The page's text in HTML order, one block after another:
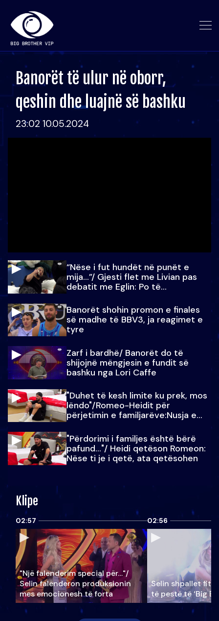
Banorët të ulur në oborr,
qeshin dhe luajnë së bashku
23:02 10.05.2024
“Nëse i fut hundët në punët e
mija…”/ Gjesti flet me Livian pas
debatit me Eglin: Po të
Banorët shohin promon e finales
së madhe të BBV3, ja reagimet e
tyre
Zarf i bardhë/ Banorët do të
shijojnë mëngjesin e fundit së
bashku nga Lori Caffe
"Duhet të kesh limite ku prek, mos
lëndo"/Romeo-Heidit për
përjetimin e familjarëve:Nusja e
"Përdorimi i familjes është bërë
pafund…"/ Heidi qetëson Romeon:
Nëse ti je i qetë, ata qetësohen
Klipe
02:57
"Një falenderim special për…"/
Selin falënderon produksionin
mes emocionesh të forta
02:56
Selin shpallet
të pestë të ‘Big